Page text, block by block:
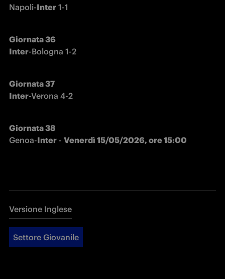
Napoli-Inter 1-1
Giornata 36
Inter-Bologna 1-2
Giornata 37
Inter-Verona 4-2
Genoa-Inter - Venerdì 15/05/2026, ore 15:00
Versione Inglese
Settore Giovanile